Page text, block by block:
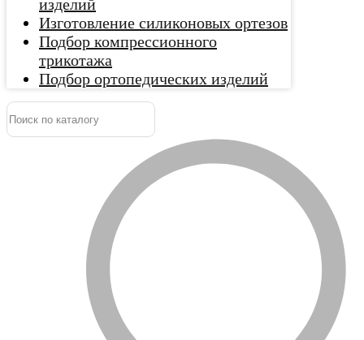
изделий
Изготовление силиконовых ортезов
Подбор компрессионного
трикотажа
Подбор ортопедических изделий